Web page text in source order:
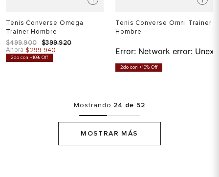
Tenis Converse Omega
Trainer Hombre
$499.900 $399.920
Ahora $299.940
2do con +10% Off
Tenis Converse Omni Trainer
Hombre
Error: Network error:
2do con +10% Off
Mostrando 24 de 52
MOSTRAR MÁS